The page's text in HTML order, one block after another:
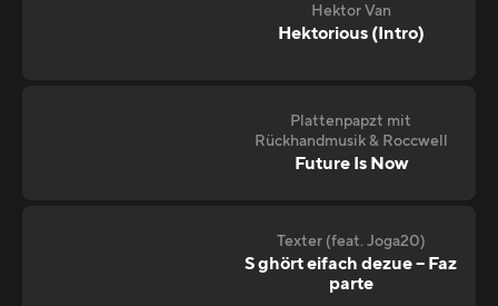
Hektor Van
Hektorious (Intro)
Plattenpapzt mit
Rückhandmusik & Roccwell
Future Is Now
Texter (feat. Joga20)
S ghört eifach dezue – Faz
parte